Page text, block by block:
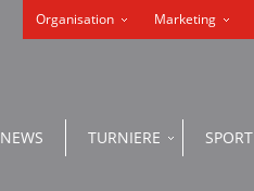
Organisation Marketing
NEWS TURNIERE SPORT